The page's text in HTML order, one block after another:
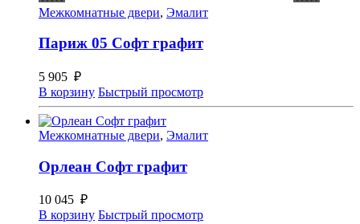
Межкомнатные двери, Эмалит
Париж 05 Софт графит
5 905 ₽
В корзину Быстрый просмотр
Межкомнатные двери, Эмалит
Орлеан Софт графит
10 045 ₽
В корзину Быстрый просмотр